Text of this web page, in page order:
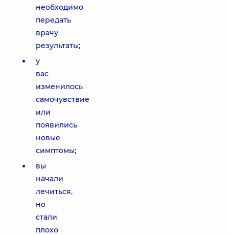
необходимо
передать
врачу
результаты;
у
вас
изменилось
самочувствие
или
появились
новые
симптомы;
вы
начали
лечиться,
но
стали
плохо